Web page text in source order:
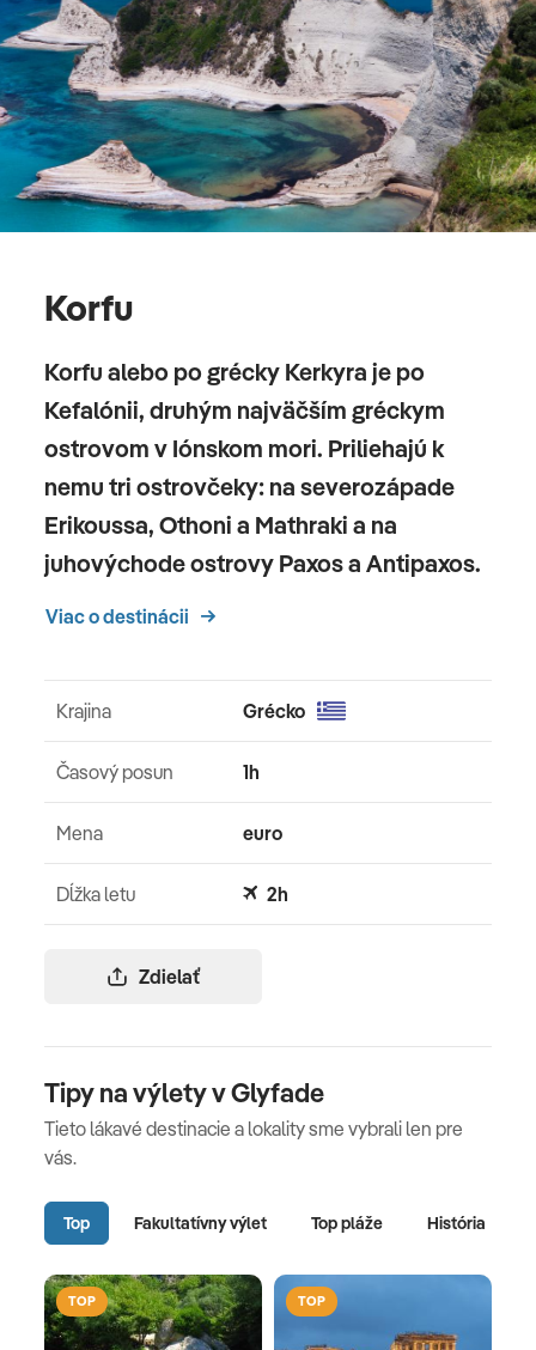
Korfu
Korfu alebo po grécky Kerkyra je po
Kefalónii, druhým najväčším gréckym
ostrovom v Iónskom mori. Priliehajú k
nemu tri ostrovčeky: na severozápade
Erikoussa, Othoni a Mathraki a na
juhovýchode ostrovy Paxos a Antipaxos.
Viac o destinácii
Zdielať
Krajina Grécko
Časový posun 1h
Mena euro
Dĺžka letu 2h
Tipy na výlety v Glyfade
Tieto lákavé destinacie a lokality sme vybrali len pre
vás.
Top Fakultatívny výlet Top pláže História
TOP TOP